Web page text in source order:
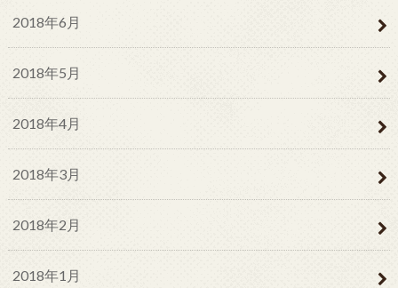
2018年6月
2018年5月
2018年4月
2018年3月
2018年2月
2018年1月